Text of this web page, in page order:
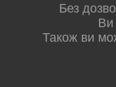
Без
Ви
Також ви